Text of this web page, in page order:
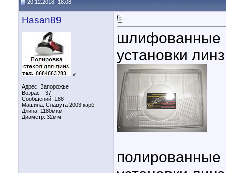
20.12.2018, 18:08
Hasan89
♂
Адрес: Запорожье
Возраст: 37
Сообщений: 188
Машина: Славута 2003 карб
Длина: 1180мкм
Диаметр: 32мм
шлифованные
установки
полированные